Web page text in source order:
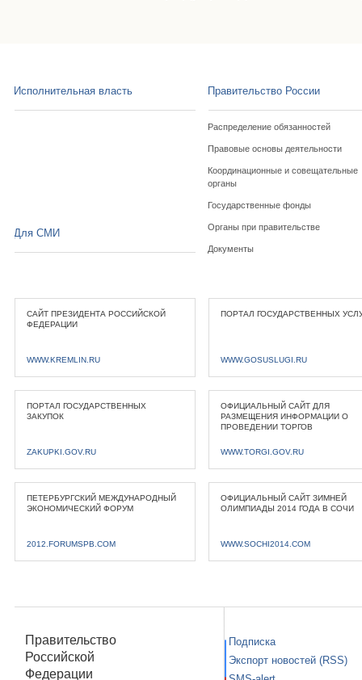
Исполнительная власть Правительство России
Распределение обязанностей
Правовые основы деятельности
Координационные и совещательные
органы
Государственные фонды
Органы при правительстве
Документы
Для СМИ
САЙТ ПРЕЗИДЕНТА РОССИЙСКОЙ
ФЕДЕРАЦИИ
WWW.KREMLIN.RU
ПОРТАЛ ГОСУДАРСТВЕННЫХ
WWW.GOSUSLUGI.RU
ПОРТАЛ ГОСУДАРСТВЕННЫХ
ЗАКУПОК
ZAKUPKI.GOV.RU
ОФИЦИАЛЬНЫЙ САЙТ ДЛЯ
РАЗМЕЩЕНИЯ ИНФОРМАЦИИ О
ПРОВЕДЕНИИ ТОРГОВ
WWW.TORGI.GOV.RU
ПЕТЕРБУРГСКИЙ МЕЖДУНАРОДНЫЙ
ЭКОНОМИЧЕСКИЙ ФОРУМ
2012.FORUMSPB.COM
ОФИЦИАЛЬНЫЙ САЙТ ЗИМНЕЙ
ОЛИМПИАДЫ 2014 ГОДА В СОЧИ
WWW.SOCHI2014.COM
Правительство
Российской
Федерации
Подписка
Экспорт новостей (RSS)